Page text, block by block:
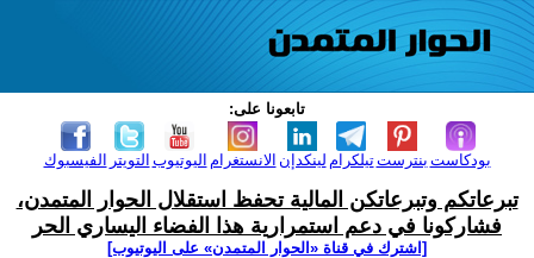
تابعونا على:
الفيسبوك التويتر اليوتيوب الانستغرام لينكدإن تيلكرامبنترست بودكاست
تبرعاتكم وتبرعاتكن المالية تحفظ استقلال الحوار المتمدن،
فشاركونا في دعم استمرارية هذا الفضاء اليساري الحر
[اشترك في قناة ‫«الحوار المتمدن» على اليوتيوب]